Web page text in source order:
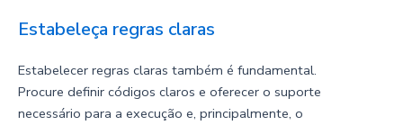
Estabeleça regras claras
Estabelecer regras claras também é fundamental.
Procure definir códigos claros e oferecer o suporte
necessário para a execução e, principalmente, o